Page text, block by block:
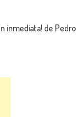
inmediata! de Pedro